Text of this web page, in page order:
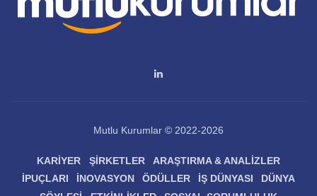
Mutlu Kurumlar © 2022-2026
KARIYER ŞIRKETLER
ARAŞTIRMA & ANALIZLER
İPUÇLARI
İNOVASYON ÖDÜLLER İŞ DÜNYASI
DÜNYA